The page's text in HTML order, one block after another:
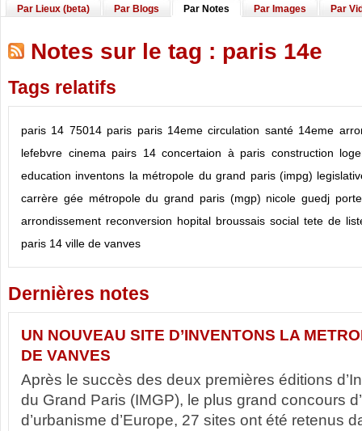
Par Lieux (beta) Par Blogs Par Notes Par Images Par
Notes sur le tag : paris 14e
Tags relatifs
paris 14 75014 paris paris 14eme circulation santé 14eme
lefebvre cinema pairs 14 concertaion à paris construction
education inventons la métropole du grand paris (impg)
carrère gée métropole du grand paris (mgp) nicole guedj
arrondissement reconversion hopital broussais social tete de
paris 14 ville de vanves
Dernières notes
UN NOUVEAU SITE D’INVENTONS LA
DE VANVES
Après le succès des deux premières éditions
du Grand Paris (IMGP), le plus grand concours
d’urbanisme d’Europe, 27 sites ont été retenus